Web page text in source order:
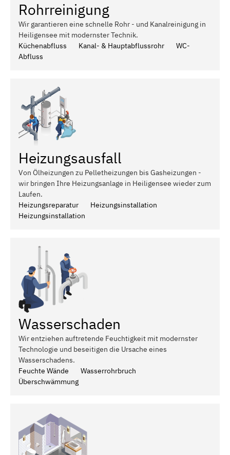
Rohrreinigung
Wir garantieren eine schnelle Rohr - und Kanalreinigung in
Heiligensee mit modernster Technik.
Küchenabfluss
Kanal- & Hauptabflussrohr
WC-
Abfluss
Heizungsausfall
Von Ölheizungen zu Pelletheizungen bis Gasheizungen -
wir bringen Ihre Heizungsanlage in Heiligensee wieder zum
Laufen.
Heizungsreparatur
Heizungsinstallation
Heizungsinstallation
Wasserschaden
Wir entziehen auftretende Feuchtigkeit mit modernster
Technologie und beseitigen die Ursache eines
Wasserschadens.
Feuchte Wände
Wasserrohrbruch
Überschwämmung